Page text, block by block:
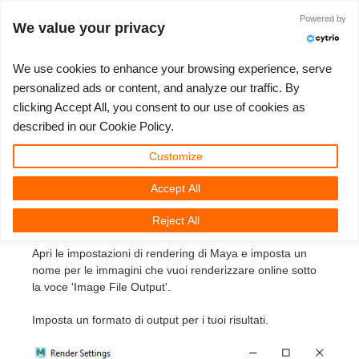
SUPPORT TICKET
Show Tickets
MY REBUS
ControlCenter
Unlimited Render
Support Ticket
Payment History
3D ARTIST OF THE YEAR
2023
2021
2020
COMPETIZIONI
Creative 3D Lab. Challenge
Memories Challenge
Summer Vibes 3D Challenge
COMUNITÀ
Blog
RebusArt
Making-ofs
3D Artist of the Year
SUPPORTO
Tutorials
Domande Frequenti
Contatti Per Il Supporto
PREZZI
Prezzi e Sconti
Noleggio di rendering illimitato
3D SOFTWARE
3ds Max
Maya
Blender
Corona
ANDIAMO!
Guida all'avvio rapido
TeamManager
Accedi
Come caricare un lavoro
usando Maya e V-Ray
Renderer
Apri la scena che vuoi inviare al render cloud in Maya con
Apri le impostazioni di rendering di Maya e imposta un
nome per le immagini che vuoi renderizzare online sotto
la voce 'Image File Output'.
Imposta un formato di output per i tuoi risultati.
We value your privacy
Powered by
We use cookies to enhance your browsing experience, serve
personalized ads or content, and analyze our traffic. By
clicking Accept All, you consent to our use of cookies as
described in our Cookie Policy.
Customize
Reject All
Accept All